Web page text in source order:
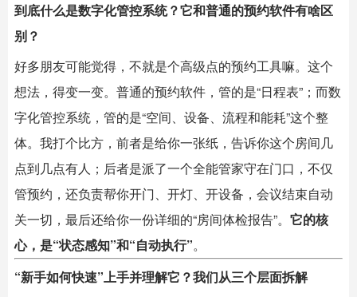
到底什么是数字化管控系统？它和普通的预约软件有啥区
别？
好多朋友可能觉得，不就是个高级点的预约工具嘛。这个
想法，得变一变。普通的预约软件，管的是“日程表”；而数
字化管控系统，管的是“空间、设备、流程和能耗”这个整
体。我打个比方，前者是给你一张纸，告诉你这个房间几
点到几点有人；后者是派了一个全能管家守在门口，不仅
管预约，还负责帮你开门、开灯、开设备，会议结束自动
关一切，最后还给你一份详细的“房间体检报告”。 它的核
心，是“状态感知”和“自动执行”。
“新手如何快速”上手并理解它？我们从三个层面拆解